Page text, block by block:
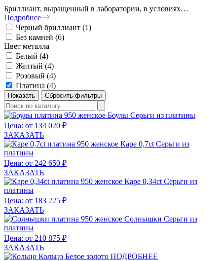
Бриллиант, выращенный в лаборатории, в условиях…
Подробнее
Черный бриллиант (1)
Без камней (6)
Цвет металла
Белый (4)
Желтый (4)
Розовый (4)
Платина (4)
Боулы Серьги из платины
Цена: от 134 020 ₽
ЗАКАЗАТЬ
Каре 0,7ct Серьги из
платины
Цена: от 242 650 ₽
ЗАКАЗАТЬ
Каре 0,34ct Серьги из
платины
Цена: от 183 225 ₽
ЗАКАЗАТЬ
Солнышки Серьги из
платины
Цена: от 210 875 ₽
ЗАКАЗАТЬ
Кольцо Белое золото ПОДРОБНЕЕ